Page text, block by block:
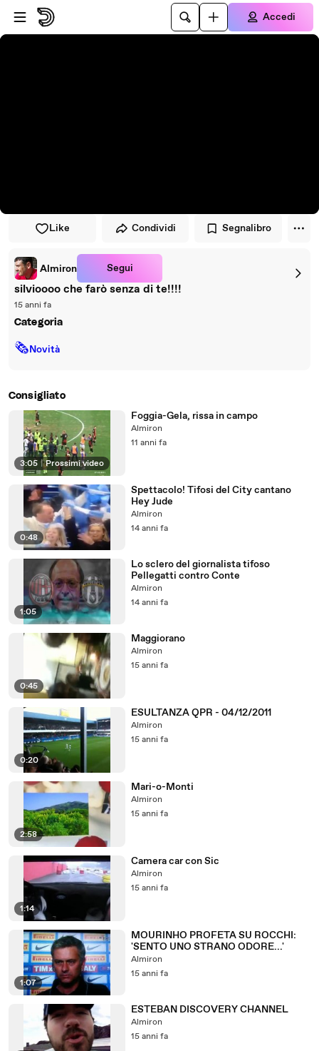
Vai al lettore
Passa al contenuto principale
Accedi
Like Condividi Segnalibro
Almiron Segui
silvioooo che farò senza di te!!!!
15 anni fa
Categoria
🗞Novità
Consigliato
3:05 | Prossimi video
Foggia-Gela, rissa in campo
Almiron
11 anni fa
0:48
Spettacolo! Tifosi del City cantano
Hey Jude
Almiron
14 anni fa
1:05
Lo sclero del giornalista tifoso
Pellegatti contro Conte
Almiron
14 anni fa
0:45
Maggiorano
Almiron
15 anni fa
0:20
ESULTANZA QPR - 04/12/2011
Almiron
15 anni fa
2:58
Mari-o-Monti
Almiron
15 anni fa
1:14
Camera car con Sic
Almiron
15 anni fa
1:07
MOURINHO PROFETA SU ROCCHI:
'SENTO UNO STRANO ODORE...'
Almiron
15 anni fa
ESTEBAN DISCOVERY CHANNEL
Almiron
15 anni fa